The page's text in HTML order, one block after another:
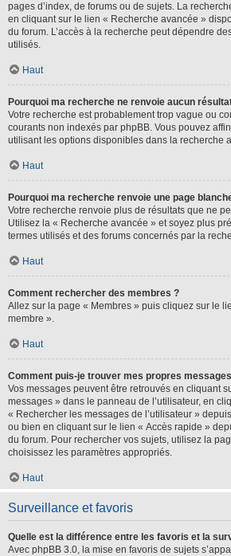
pages d’index, de forums ou de sujets. La
en cliquant sur le lien « Recherche avancée »
du forum. L’accès à la recherche peut dépendre
utilisés.
Haut
Pourquoi ma recherche ne renvoie aucun
Votre recherche est probablement trop vague ou
courants non indexés par phpBB. Vous pouvez
utilisant les options disponibles dans la recherche
Haut
Pourquoi ma recherche renvoie une page
Votre recherche renvoie plus de résultats que ne
Utilisez la « Recherche avancée » et soyez plus
termes utilisés et des forums concernés par la
Haut
Comment rechercher des membres ?
Allez sur la page « Membres » puis cliquez sur le
membre ».
Haut
Comment puis-je trouver mes propres
Vos messages peuvent être retrouvés en cliquant
messages » dans le panneau de l’utilisateur, en
« Rechercher les messages de l’utilisateur »
ou bien en cliquant sur le lien « Accès rapide »
du forum. Pour rechercher vos sujets, utilisez la
choisissez les paramètres appropriés.
Haut
Surveillance et favoris
Quelle est la différence entre les favoris et la
Avec phpBB 3.0, la mise en favoris de sujets